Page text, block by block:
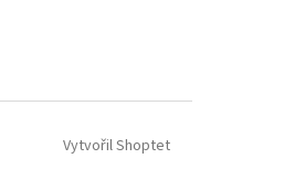
Vytvořil Shoptet